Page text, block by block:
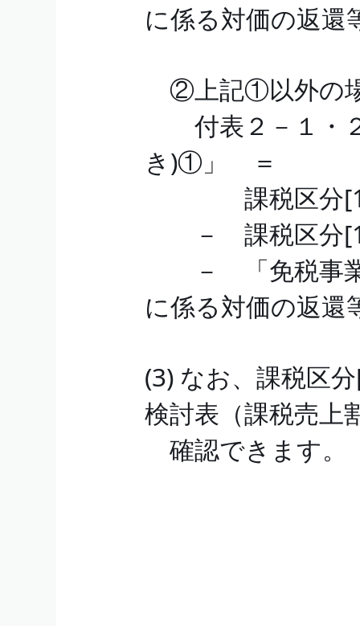
に係る対価の返還
②上記①以外の
付表２－１・２
き)①」 ＝
課税区分[1]
－ 課税区分
－ 「免税事業
に係る対価の返還
(3) なお、課税区
検討表（課税売上
確認できます。